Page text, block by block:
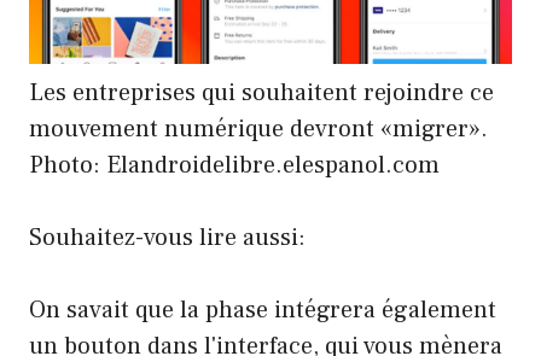
Les entreprises qui souhaitent rejoindre ce
mouvement numérique devront «migrer».
Photo: Elandroidelibre.elespanol.com
Souhaitez-vous lire aussi:
On savait que la phase intégrera également
un bouton dans l'interface, qui vous mènera